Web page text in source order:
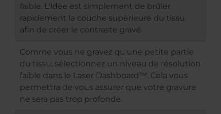
faible. L'idée est simplement de brûler
rapidement la couche supérieure du tissu
afin de créer le contraste gravé.
Comme vous ne gravez qu'une petite partie
du tissu, sélectionnez un niveau de résolution
faible dans le Laser Dashboard™. Cela vous
permettra de vous assurer que votre gravure
ne sera pas trop profonde.